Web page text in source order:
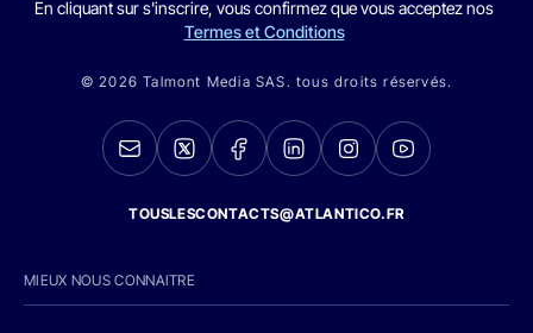
En cliquant sur s'inscrire, vous confirmez que vous acceptez nos
Termes et Conditions
© 2026 Talmont Media SAS. tous droits réservés.
TOUSLESCONTACTS@ATLANTICO.FR
MIEUX NOUS CONNAITRE